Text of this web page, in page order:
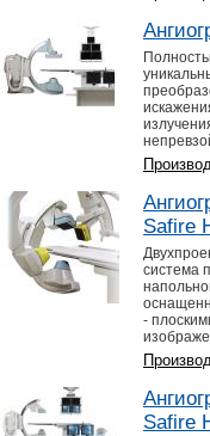
Safire
система
-
Safire